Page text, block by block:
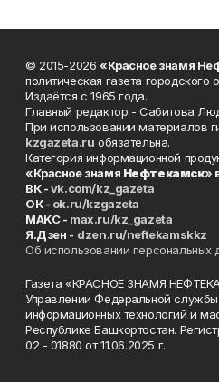
© 2015-2026 «Красное знамя
политическая газета городского
Издаётся с 1965 года.
Главный редактор - Сабитова
При использовании материалов
kzgazeta.ru обязательна.
Категория информационной
«Красное знамя Нефтекамск»
ВК -vk.com/kz_gazeta
ОК - ok.ru/kzgazeta
MAKC - max.ru/kz_gazeta
Я.Дзен - dzen.ru/neftekamskkz
Об использовании персональных
Газета «КРАСНОЕ ЗНАМЯ
Управлении Федеральной
информационных технологий и
Республике Башкортостан.
02 - 01880 от 11.06.2025 г.